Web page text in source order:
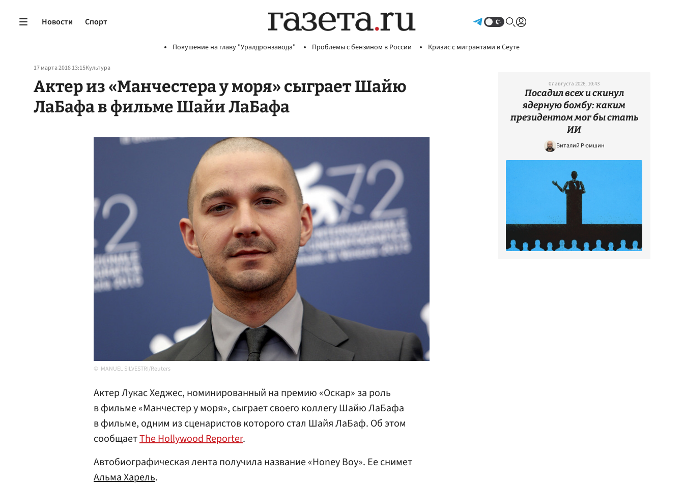
Новости Спорт
Покушение на главу "Уралдронзавода" Проблемы с бензином в России Кризис с мигрантами в Сеуте
17 марта 2018 13:15Культура
Актер из «Манчестера у моря» сыграет Шайю
ЛаБафа в фильме Шайи ЛаБафа
MANUEL SILVESTRI/Reuters
Актер Лукас Хеджес, номинированный на премию «Оскар» за роль
в фильме «Манчестер у моря», сыграет своего коллегу Шайю ЛаБафа
в фильме, одним из сценаристов которого стал Шайя ЛаБаф. Об этом
сообщаетThe Hollywood Reporter.
Автобиографическая лента получила название «Honey Boy». Ее снимет
Альма Харель.
07 августа 2026, 10:43
Посадил всех и скинул
ядерную бомбу: каким
президентом мог бы стать
ИИ
Виталий Рюмшин